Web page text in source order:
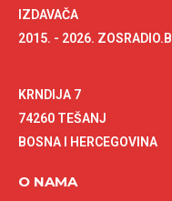
IZDAVAČA
2015. - 2026.
KRNDIJA 7
74260 TEŠANJ
BOSNA I HERCEGOVINA
O NAMA